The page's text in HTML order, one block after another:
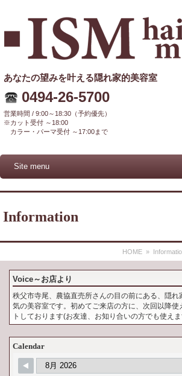
あなたの望みを叶える隠れ家的美容室
0494-26-5700
営業時間 / 9:00～18:30（予約優先）
※カット受付 ～18:00
カラー・パーマ受付 ～17:00まで
Site menu
Information
HOME »
Voice～お店より
秩父市寺尾、農協直売所さんの目の前にある、隠れ
気の美容室です。初めてご来店の方に、次回以降使
トしております(お友達、お知り合いの方でも使えま
Calendar